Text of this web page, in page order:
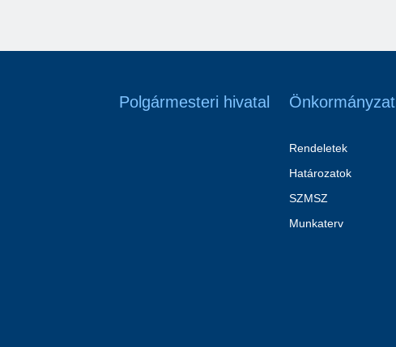
Polgármesteri hivatal Önkormányzat
Rendeletek
Határozatok
SZMSZ
Munkaterv